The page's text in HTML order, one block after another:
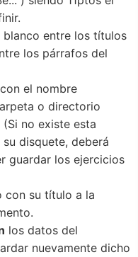
blanco entre los títulos
los párrafos del
el nombre
o directorio
no existe esta
disquete, deberá
guardar los ejercicios
con su título a la
los datos del
nuevamente dicho